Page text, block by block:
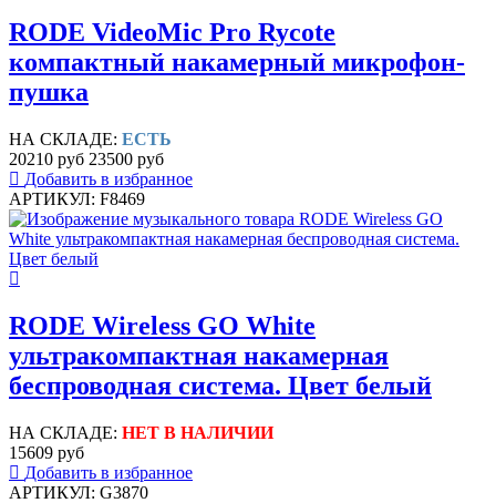
RODE VideoMic Pro Rycote
компактный накамерный микрофон-
пушка
НА СКЛАДЕ: ЕСТЬ
20210 руб 23500 руб
Добавить в избранное
АРТИКУЛ: F8469
RODE Wireless GO White
ультракомпактная накамерная
беcпроводная система. Цвет белый
НА СКЛАДЕ: НЕТ В НАЛИЧИИ
15609 руб
Добавить в избранное
АРТИКУЛ: G3870